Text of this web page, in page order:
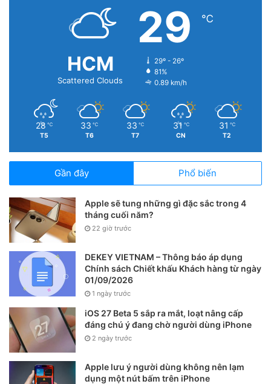
HCM
Scattered Clouds
29 ℃
29º - 26º
81%
0.89 km/h
28 ℃
T5
33 ℃
T6
33 ℃
T7
31 ℃
CN
31 ℃
T2
Gần đây Phổ biến
Apple sẽ tung những gì đặc sắc trong 4
tháng cuối năm?
22 giờ trước
DEKEY VIETNAM – Thông báo áp dụng
Chính sách Chiết khấu Khách hàng từ ngày
01/09/2026
1 ngày trước
iOS 27 Beta 5 sắp ra mắt, loạt nâng cấp
đáng chú ý đang chờ người dùng iPhone
2 ngày trước
Apple lưu ý người dùng không nên lạm
dụng một nút bấm trên iPhone